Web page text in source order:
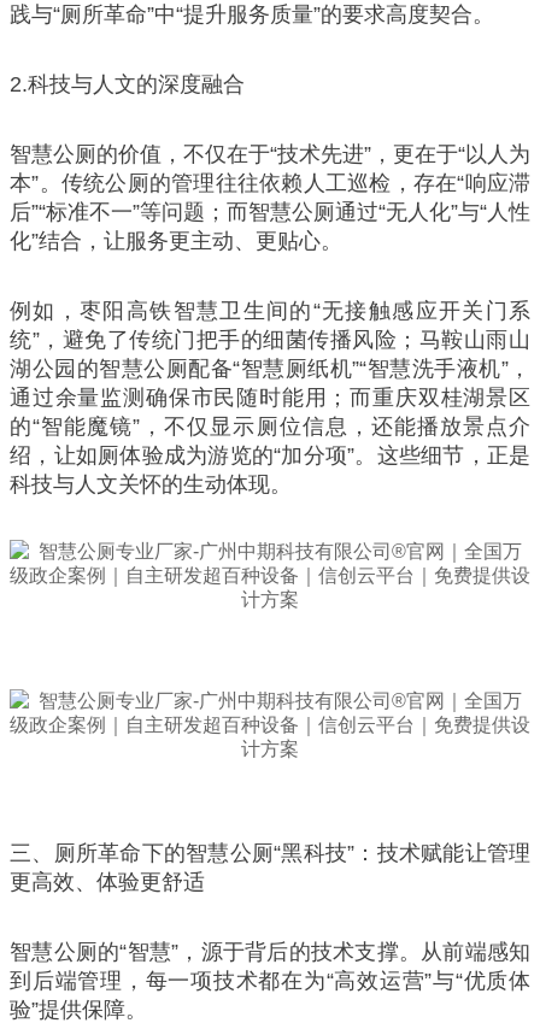
践与“厕所革命”中“提升服务质量”的要求高度契合。
2.科技与人文的深度融合
智慧公厕的价值，不仅在于“技术先进”，更在于“以人为
本”。传统公厕的管理往往依赖人工巡检，存在“响应滞
后”“标准不一”等问题；而智慧公厕通过“无人化”与“人性
化”结合，让服务更主动、更贴心。
例如，枣阳高铁智慧卫生间的“无接触感应开关门系
统”，避免了传统门把手的细菌传播风险；马鞍山雨山
湖公园的智慧公厕配备“智慧厕纸机”“智慧洗手液机”，
通过余量监测确保市民随时能用；而重庆双桂湖景区
的“智能魔镜”，不仅显示厕位信息，还能播放景点介
绍，让如厕体验成为游览的“加分项”。这些细节，正是
科技与人文关怀的生动体现。
三、厕所革命下的智慧公厕“黑科技”：技术赋能让管理
更高效、体验更舒适
智慧公厕的“智慧”，源于背后的技术支撑。从前端感知
到后端管理，每一项技术都在为“高效运营”与“优质体
验”提供保障。